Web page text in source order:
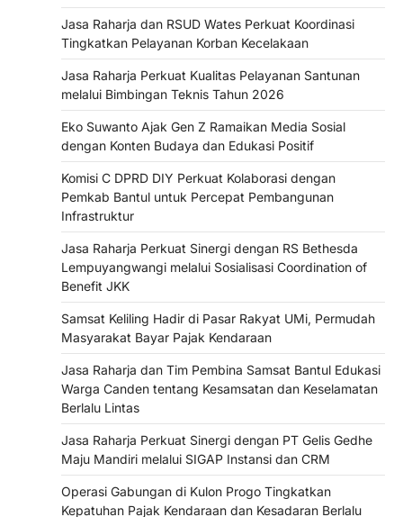
Jasa Raharja dan RSUD Wates Perkuat Koordinasi
Tingkatkan Pelayanan Korban Kecelakaan
Jasa Raharja Perkuat Kualitas Pelayanan Santunan
melalui Bimbingan Teknis Tahun 2026
Eko Suwanto Ajak Gen Z Ramaikan Media Sosial
dengan Konten Budaya dan Edukasi Positif
Komisi C DPRD DIY Perkuat Kolaborasi dengan
Pemkab Bantul untuk Percepat Pembangunan
Infrastruktur
Jasa Raharja Perkuat Sinergi dengan RS Bethesda
Lempuyangwangi melalui Sosialisasi Coordination of
Benefit JKK
Samsat Keliling Hadir di Pasar Rakyat UMi, Permudah
Masyarakat Bayar Pajak Kendaraan
Jasa Raharja dan Tim Pembina Samsat Bantul Edukasi
Warga Canden tentang Kesamsatan dan Keselamatan
Berlalu Lintas
Jasa Raharja Perkuat Sinergi dengan PT Gelis Gedhe
Maju Mandiri melalui SIGAP Instansi dan CRM
Operasi Gabungan di Kulon Progo Tingkatkan
Kepatuhan Pajak Kendaraan dan Kesadaran Berlalu